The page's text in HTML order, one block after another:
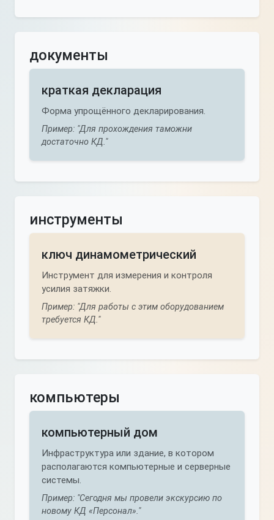
документы
краткая декларация
Форма упрощённого декларирования.
Пример: "Для прохождения таможни
достаточно КД."
инструменты
ключ динамометрический
Инструмент для измерения и контроля
усилия затяжки.
Пример: "Для работы с этим оборудованием
требуется КД."
компьютеры
компьютерный дом
Инфраструктура или здание, в котором
располагаются компьютерные и серверные
системы.
Пример: "Сегодня мы провели экскурсию по
новому КД «Персонал»."